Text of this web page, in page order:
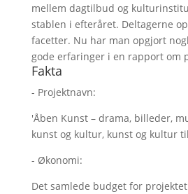
mellem dagtilbud og
stablen i efteråret. Deltagerne
facetter. Nu har man opgjort
gode erfaringer i en rapport om
Fakta
- Projektnavn:
'Åben Kunst – drama, billeder,
kunst og kultur, kunst og kultur
- Økonomi:
Det samlede budget for